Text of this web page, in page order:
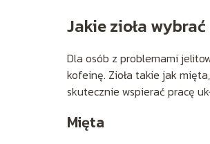
Jakie zioła
Dla osób z problemami
kofeinę. Zioła takie jak
skutecznie wspierać pracę
Mięta